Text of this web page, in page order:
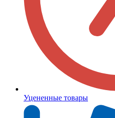
Уцененные товары